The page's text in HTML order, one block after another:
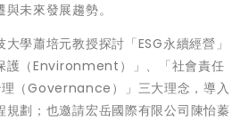
未來發展趨勢。
學蕭培元教授探討「ESG永續經營」
護（Environment）」、「社會責任
（Governance）」三大理念，導入
規劃；也邀請宏岳國際有限公司陳怡蓁